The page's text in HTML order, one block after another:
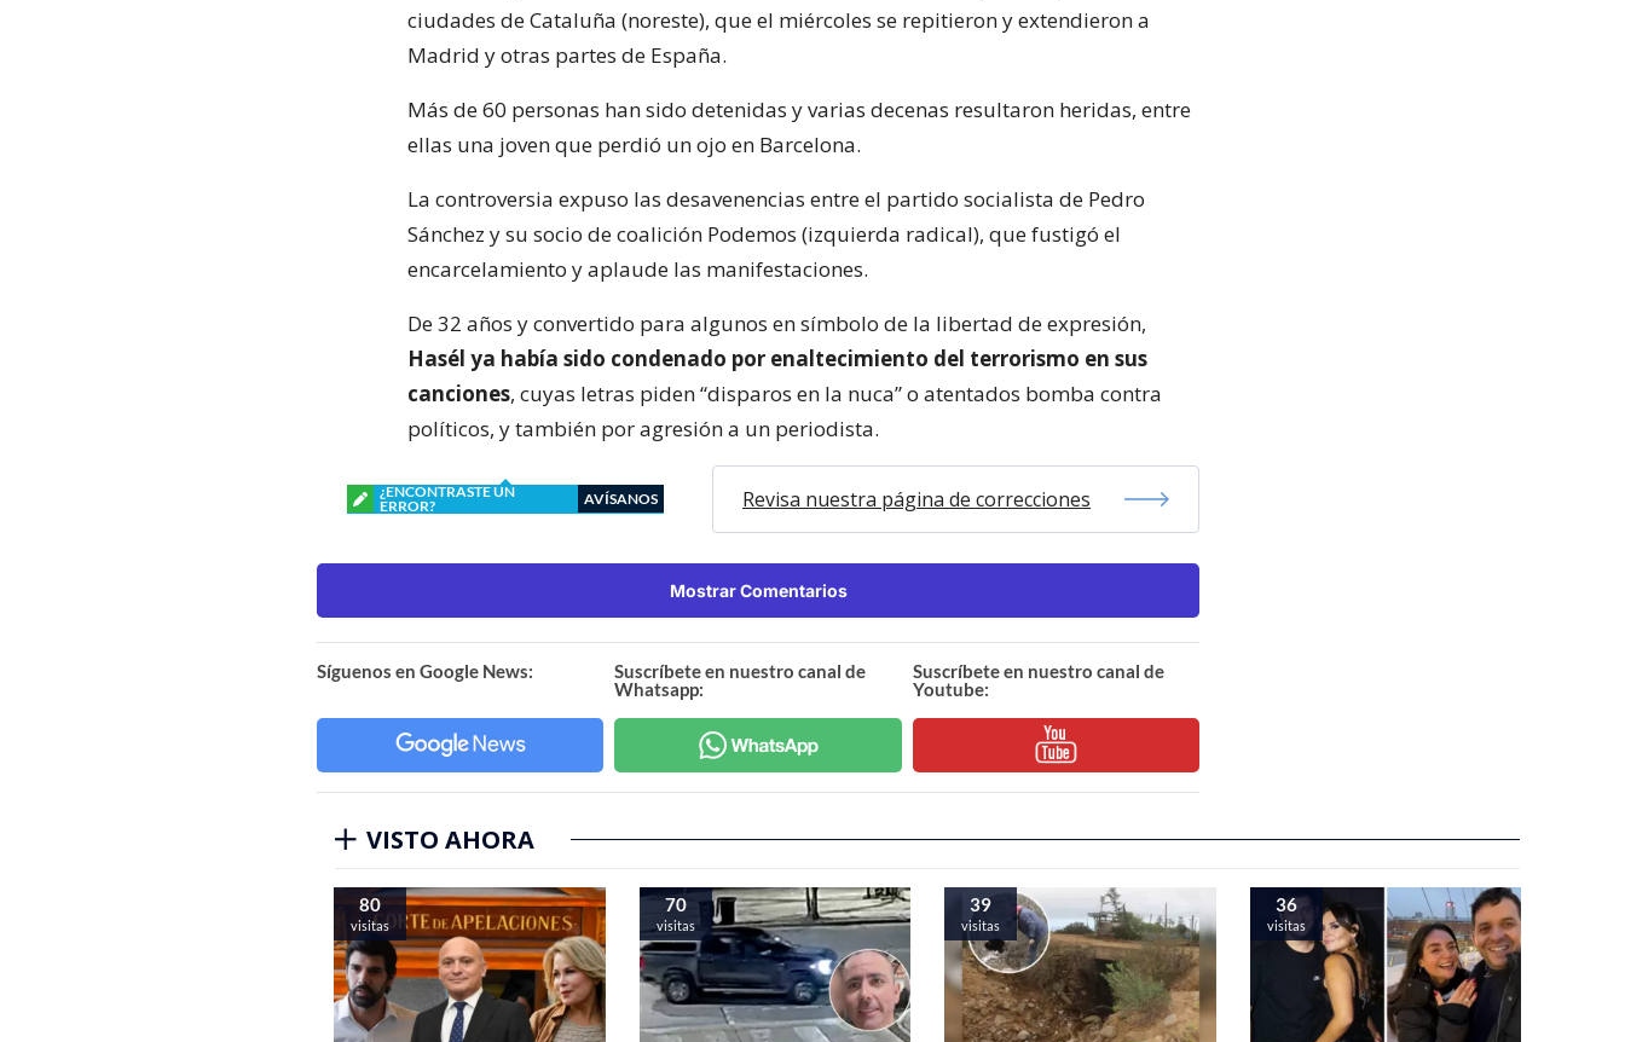
ciudades de Cataluña (noreste), que el miércoles se repitieron y extendieron a
Madrid y otras partes de España.
Más de 60 personas han sido detenidas y varias decenas resultaron heridas, entre
ellas una joven que perdió un ojo en Barcelona.
La controversia expuso las desavenencias entre el partido socialista de Pedro
Sánchez y su socio de coalición Podemos (izquierda radical), que fustigó el
encarcelamiento y aplaude las manifestaciones.
De 32 años y convertido para algunos en símbolo de la libertad de expresión,
Hasél ya había sido condenado por enaltecimiento del terrorismo en sus
canciones, cuyas letras piden “disparos en la nuca” o atentados bomba contra
políticos, y también por agresión a un periodista.
¿ENCONTRASTE UN
ERROR?
AVÍSANOS Revisa nuestra página de correcciones
Mostrar Comentarios
Síguenos en Google News:
Suscríbete en nuestro canal de
Whatsapp:
Suscríbete en nuestro canal de
Youtube:
VISTO AHORA
80
visitas
70
visitas
39
visitas
36
visitas